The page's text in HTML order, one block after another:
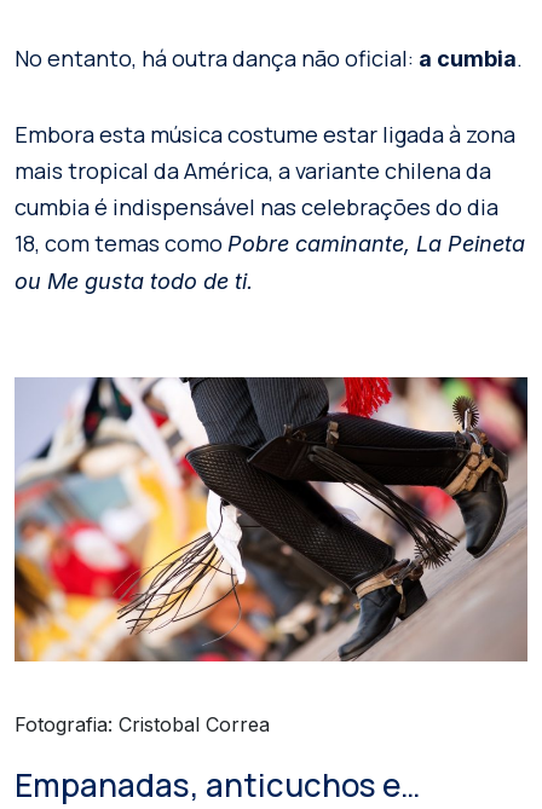
No entanto, há outra dança não oficial: a cumbia.
Embora esta música costume estar ligada à zona
mais tropical da América, a variante chilena da
cumbia é indispensável nas celebrações do dia
18, com temas como Pobre caminante, La Peineta
ou Me gusta todo de ti.
Fotografia: Cristobal Correa
Empanadas, anticuchos e…